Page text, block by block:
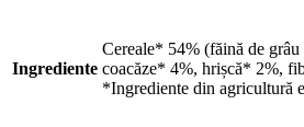
Ingrediente
Cereale* 54% (făină de
coacăze* 4%, hrișcă* 2%,
*Ingrediente din agricultură